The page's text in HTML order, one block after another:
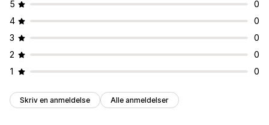
5
0
4
0
3
0
2
0
1
0
Skriv en anmeldelse Alle anmeldelser